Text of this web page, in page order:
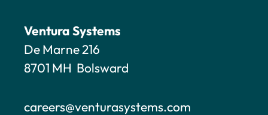
Ventura Systems
De Marne 216
8701 MH Bolsward
careers@venturasystems.com